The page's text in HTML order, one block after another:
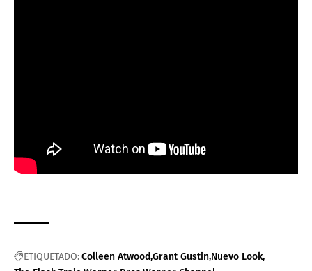
ETIQUETADO:Colleen Atwood Grant Gustin Nuevo Look